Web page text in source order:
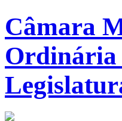
Câmara
Ordinária